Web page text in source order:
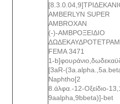
AMBERLYN SUPER
AMBROXAN
(-)-ΑΜΒΡΟΞΕΙΔΙΟ
FEMA 3471
1-
[3aR-
Naphtho[2
8.άλφα.-12-Οξείδιο-
9aalpha,9bbeta)]-bet